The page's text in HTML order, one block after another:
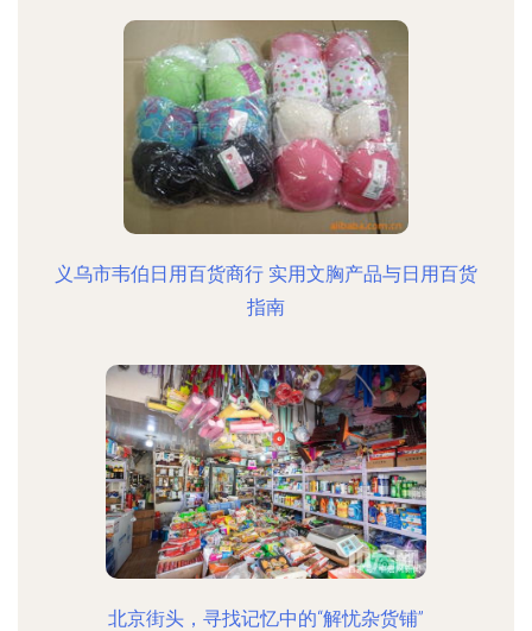
义乌市韦伯日用百货商行 实用文胸产品与日用百货
指南
北京街头，寻找记忆中的“解忧杂货铺”